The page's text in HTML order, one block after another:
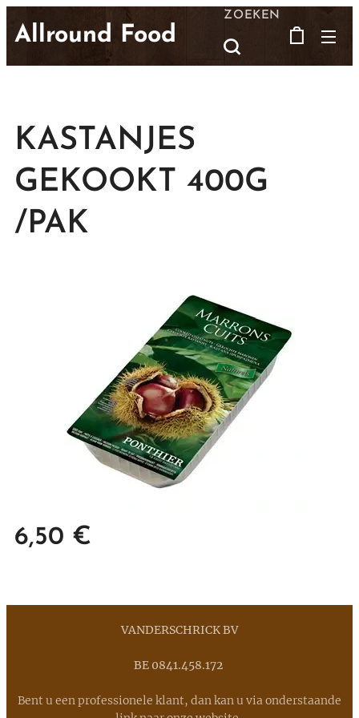
Allround Food
ZOEKEN
KASTANJES
GEKOOKT 400G
/PAK
6,50 €
VANDERSCHRICK BV
BE 0841.458.172
Bent u een professionele klant, dan kan u via onderstaande